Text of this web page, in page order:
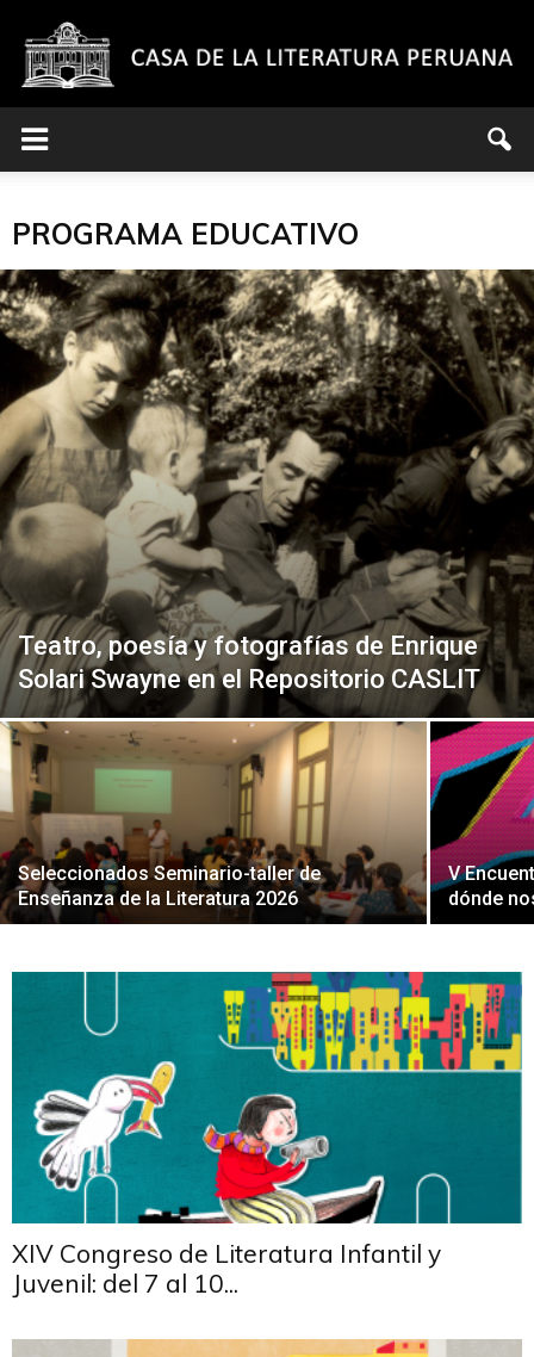
la
Literatura
Peruana
PROGRAMA EDUCATIVO
Teatro, poesía y fotografías de Enrique
Solari Swayne en el Repositorio CASLIT
Seleccionados Seminario-taller de
Enseñanza de la Literatura 2026
V
dónde
XIV Congreso de Literatura Infantil y
Juvenil: del 7 al 10...